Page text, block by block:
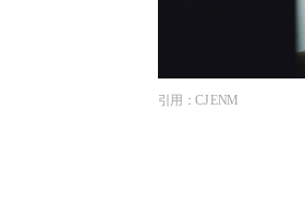
引用：CJ ENM